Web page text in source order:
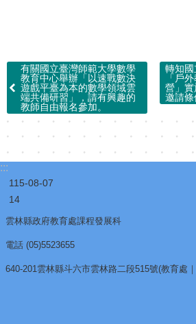
有關國立臺灣師範大學數學
教育中心舉辦「以速戰數決
遊戲平臺為本的數學領域雲
端共備研習」，請有興趣的
教師自由報名參加。
轉知國
「戶
營」實
邀請條
:::
115-08-07
14
雲林縣政府教育處課程發展科
電話 (05)5523655
640-201雲林縣斗六市雲林路二段515號(教育處